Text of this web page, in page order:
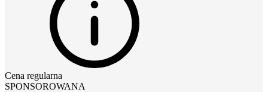
Cena regularna
SPONSOROWANA